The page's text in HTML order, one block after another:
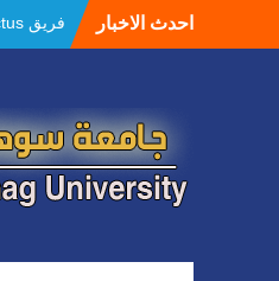
احدث الاخبار
الاول في
POEM دون جراحة .
النعماني